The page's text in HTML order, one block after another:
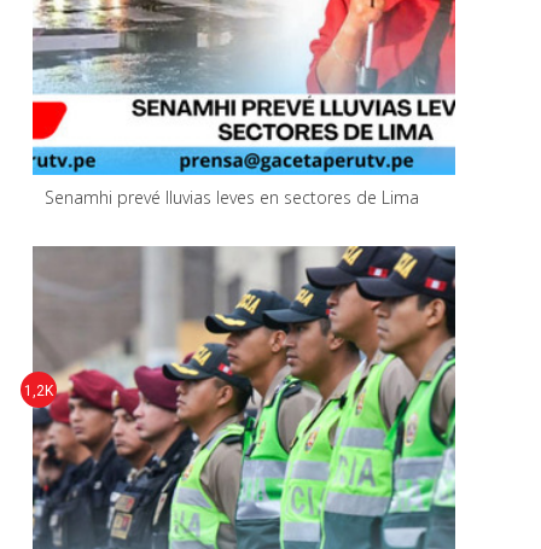
Senamhi prevé lluvias leves en sectores de Lima
1,2K